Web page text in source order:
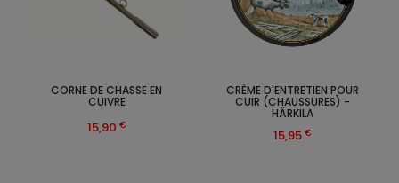
CORNE DE CHASSE EN
CUIVRE
15,90 €
CRÈME D'ENTRETIEN POUR
CUIR (CHAUSSURES) -
HÄRKILA
15,95 €